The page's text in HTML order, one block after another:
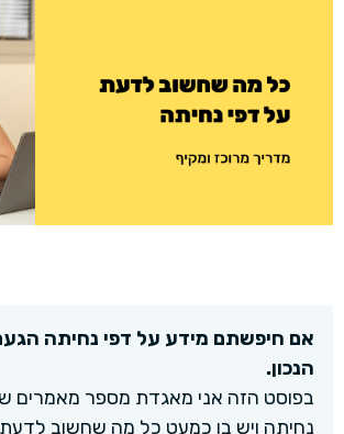
אם חיפשתם מידע על דפי נחיתה
הנכון.
בפוסט הזה אני מאגדת מספר מאמרים
נחיתה ויש בו כמעט כל מה שחשוב לדעת